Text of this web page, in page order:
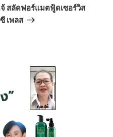
สลัดฟอร์แมตฟู้ดเซอร์วิส
เพลส